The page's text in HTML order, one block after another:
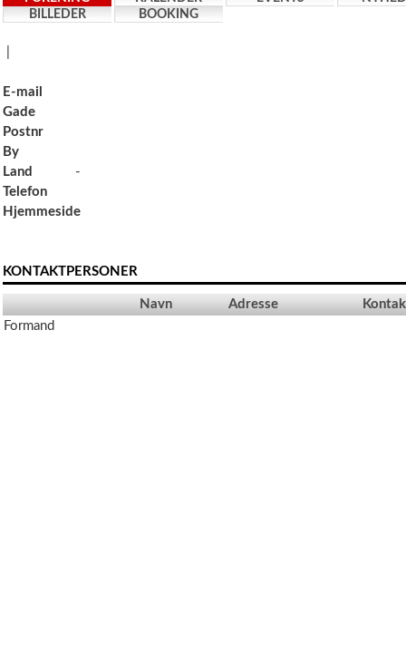
BILLEDER
BOOKING
E-mail
Gade
Postnr
By
Land
-
Telefon
Hjemmeside
KONTAKTPERSONER
Navn Adresse
Formand